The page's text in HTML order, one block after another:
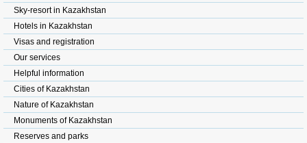
Sky-resort in Kazakhstan
Hotels in Kazakhstan
Visas and registration
Our services
Helpful information
Cities of Kazakhstan
Nature of Kazakhstan
Monuments of Kazakhstan
Reserves and parks